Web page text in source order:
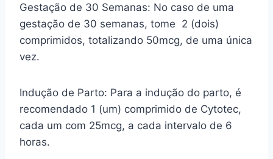
Gestação de 30 Semanas: No caso de uma
gestação de 30 semanas, tome 2 (dois)
comprimidos, totalizando 50mcg, de uma única
vez.
Indução de Parto: Para a indução do parto, é
recomendado 1 (um) comprimido de Cytotec,
cada um com 25mcg, a cada intervalo de 6
horas.